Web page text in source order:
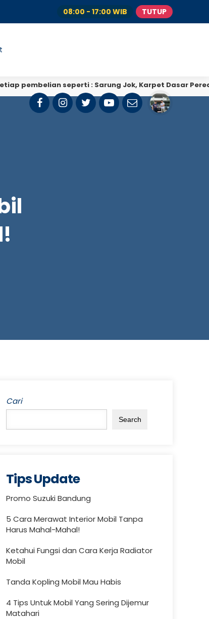
08:00 - 17:00 WIB TUTUP
seperti : Sarung Jok, Karpet Dasar
Cari
Search
Tips Update
Promo Suzuki Bandung
5 Cara Merawat Interior Mobil Tanpa
Harus Mahal-Mahal!
Ketahui Fungsi dan Cara Kerja Radiator
Mobil
Tanda Kopling Mobil Mau Habis
4 Tips Untuk Mobil Yang Sering Dijemur
Matahari